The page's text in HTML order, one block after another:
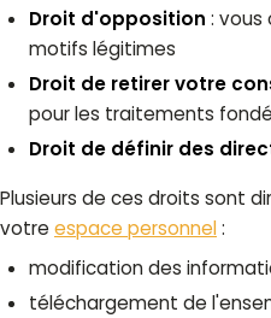
Droit d'opposition :
motifs légitimes
Droit de retirer votre
pour les traitements
Droit de définir des
Plusieurs de ces droits sont
votre espace personnel :
modification des
téléchargement de